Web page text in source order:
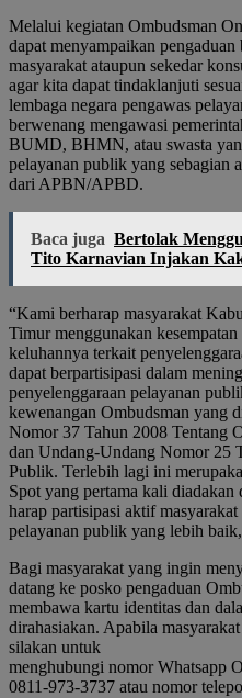
Melalui kegiatan Ombudsman
dapat menyampaikan
masyarakat ataupun sekedar
agar kita dapat tindaklanjuti
lembaga negara pengawas
berwenang mengawasi
BUMD, BHMN, atau swasta
pelayanan publik yang sebagian
dari APBN/APBD.
Baca juga Bertolak
Tito Karnavian Injakan
“Kami berharap masyarakat
Timur menggunakan
keluhannya terkait
dapat berpartisipasi dalam
penyelenggaraan pelayanan
kewenangan Ombudsman yang
Nomor 37 Tahun 2008 Tentang
dan Undang-Undang Nomor 25
Publik. Terlebih lagi ini
Spot yang pertama kali
harap partisipasi aktif
pelayanan publik yang lebih
Bagi masyarakat yang ingin
datang ke posko pengaduan
membawa kartu identitas dan
dirahasiakan. Apabila
silakan untuk
menghubungi nomor Whatsapp
0811-973-3737 atau nomor